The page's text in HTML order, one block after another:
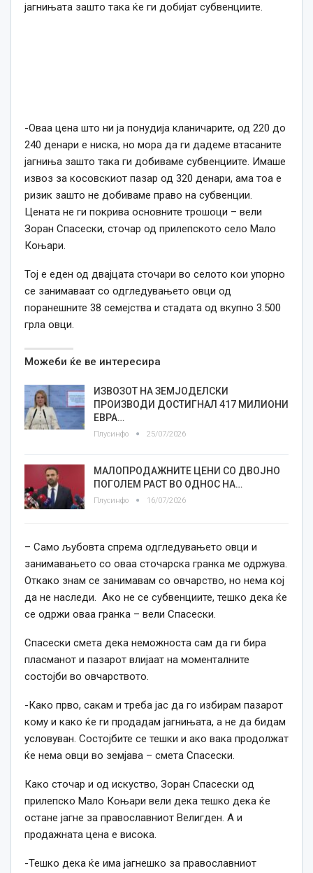
јагнињата зашто така ќе ги добијат субвенциите.
-Оваа цена што ни ја понудија кланичарите, од 220 до
240 денари е ниска, но мора да ги дадеме втасаните
јагниња зашто така ги добиваме субвенциите. Имаше
извоз за косовскиот пазар од 320 денари, ама тоа е
ризик зашто не добиваме право на субвенции.
Цената не ги покрива основните трошоци – вели
Зоран Спасески, сточар од прилепското село Мало
Коњари.
Тој е еден од двајцата сточари во селото кои упорно
се занимаваат со одгледувањето овци од
поранешните 38 семејства и стадата од вкупно 3.500
грла овци.
Можеби ќе ве интересира
ИЗВОЗОТ НА ЗЕМЈОДЕЛСКИ
ПРОИЗВОДИ ДОСТИГНАЛ 417 МИЛИОНИ
ЕВРА…
Плусинфо 25/07/2026
МАЛОПРОДАЖНИТЕ ЦЕНИ СО ДВОЈНО
ПОГОЛЕМ РАСТ ВО ОДНОС НА…
Плусинфо 16/07/2026
– Само љубовта спрема одгледувањето овци и
занимавањето со оваа сточарска гранка ме одржува.
Откако знам се занимавам со овчарство, но нема кој
да не наследи. Ако не се субвенциите, тешко дека ќе
се одржи оваа гранка – вели Спасески.
Спасески смета дека неможноста сам да ги бира
пласманот и пазарот влијаат на моменталните
состојби во овчарството.
-Како прво, сакам и треба јас да го избирам пазарот
кому и како ќе ги продадам јагнињата, а не да бидам
условуван. Состојбите се тешки и ако вака продолжат
ќе нема овци во земјава – смета Спасески.
Како сточар и од искуство, Зоран Спасески од
прилепско Мало Коњари вели дека тешко дека ќе
остане јагне за православниот Велигден. А и
продажната цена е висока.
-Тешко дека ќе има јагнешко за православниот